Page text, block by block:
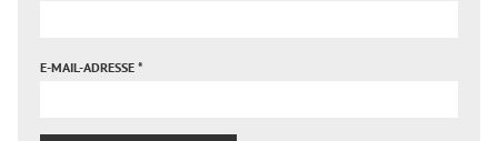
E-MAIL-ADRESSE *